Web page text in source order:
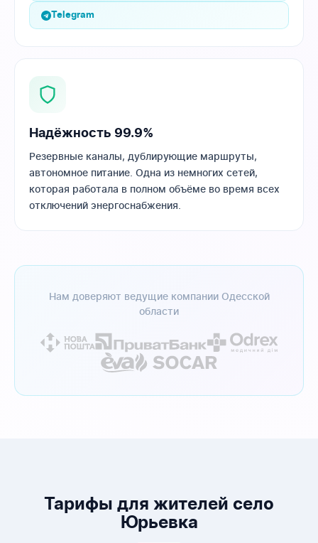
Telegram
Надёжность 99.9%
Резервные каналы, дублирующие маршруты,
автономное питание. Одна из немногих сетей,
которая работала в полном объёме во время всех
отключений энергоснабжения.
Нам доверяют ведущие компании Одесской
области
Тарифы для жителей село
Юрьевка